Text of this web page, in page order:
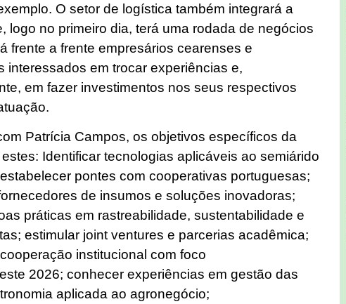
O setor de logística também integrará a
logo no primeiro dia, terá uma rodada de negócios
frente a frente empresários cearenses e
interessados em trocar experiências e,
em fazer investimentos nos seus respectivos
Patrícia Campos, os objetivos específicos da
Identificar tecnologias aplicáveis ao semiárido
pontes com cooperativas portuguesas;
de insumos e soluções inovadoras;
práticas em rastreabilidade, sustentabilidade e
estimular joint ventures e parcerias acadêmica;
institucional com foco
2026; conhecer experiências em gestão das
aplicada ao agronegócio;